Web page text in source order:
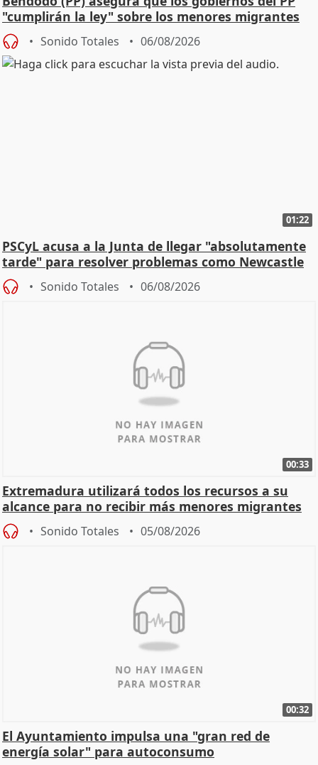
"cumplirán la ley" sobre los menores migrantes
Sonido Totales 06/08/2026
01:22
PSCyL acusa a la Junta de llegar "absolutamente
tarde" para resolver problemas como Newcastle
Sonido Totales 06/08/2026
00:33
Extremadura utilizará todos los recursos a su
alcance para no recibir más menores migrantes
Sonido Totales 05/08/2026
00:32
El Ayuntamiento impulsa una "gran red de
energía solar" para autoconsumo